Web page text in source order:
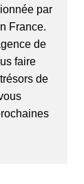
par
France.
de
faire
de